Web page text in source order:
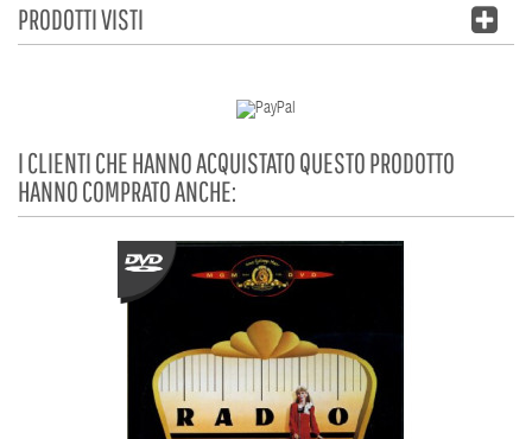
PRODOTTI VISTI
I CLIENTI CHE HANNO ACQUISTATO QUESTO PRODOTTO
HANNO COMPRATO ANCHE: